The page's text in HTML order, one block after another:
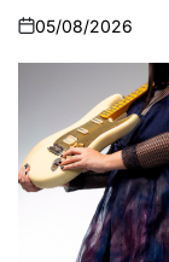
05/08/2026